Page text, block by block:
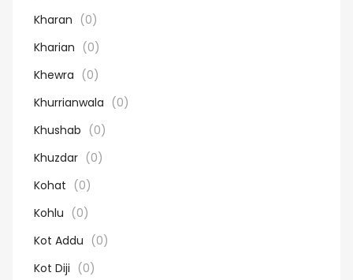
Kharan (0)
Kharian (0)
Khewra (0)
Khurrianwala (0)
Khushab (0)
Khuzdar (0)
Kohat (0)
Kohlu (0)
Kot Addu (0)
Kot Diji (0)